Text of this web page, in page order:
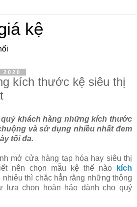
kệ
kích thước kệ siêu thị
khách hàng những kích thước
và sử dụng nhiều nhất đem
tối đa.
mở cửa hàng tạp hóa hay siêu thị
nên chọn mẫu kệ thế nào
kích
nhiêu thì chắc hẳn rằng những thông
chọn hoàn hảo dành cho quý